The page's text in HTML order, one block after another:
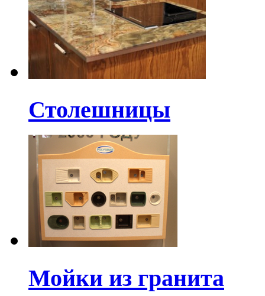
Столешницы
Мойки из гранита